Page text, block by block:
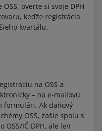
overte si svoje DPH
keďže registrácia
kvartálu.
na OSS a
– na e-mailovú
formulári. Ak daňový
OSS, zašle spolu s
IČ DPH, ale len